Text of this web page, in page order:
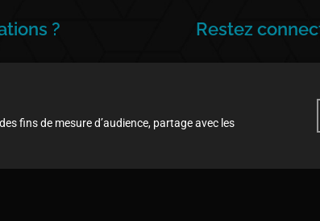
Restez
Partager
?
Terrasses
fins de mesure d’audience, partage avec les